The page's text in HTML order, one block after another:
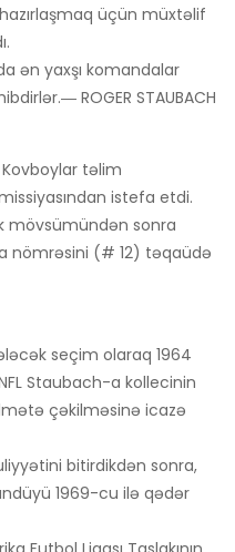
üçün müxtəlif
ən yaxşı komandalar
ROGER STAUBACH
təlim
istefa etdi.
mövsümündən sonra
nömrəsini (# 12) təqaüdə
seçim olaraq 1964
Staubach-a kollecinin
çəkilməsinə icazə
bitirdikdən sonra,
1969-cu ilə qədər